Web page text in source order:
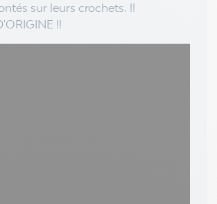
sur leurs crochets. !!
!!